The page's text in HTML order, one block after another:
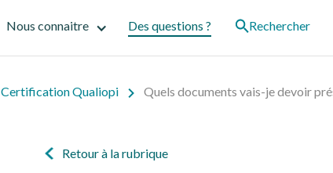
Nous connaitre Des questions ? Rechercher
Certification Qualiopi Quels documents vais-je devoir
Retour à la rubrique